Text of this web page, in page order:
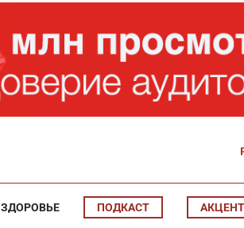
ЗДОРОВЬЕ ПОДКАСТ АКЦЕНТ